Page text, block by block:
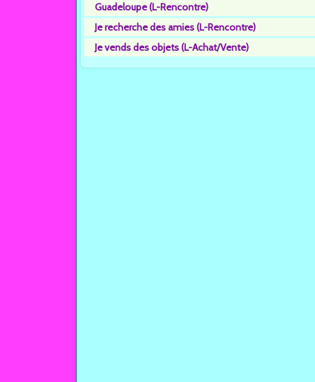
Guadeloupe (L-Rencontre)
Je recherche des amies (L-Rencontre)
Je vends des objets (L-Achat/Vente)